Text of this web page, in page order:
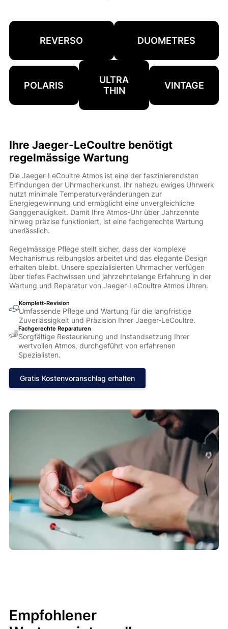
REVERSO DUOMETRES
POLARIS
ULTRA
THIN
VINTAGE
Ihre Jaeger-LeCoultre benötigt
regelmässige Wartung
Die Jaeger-LeCoultre Atmos ist eine der faszinierendsten
Erfindungen der Uhrmacherkunst. Ihr nahezu ewiges Uhrwerk
nutzt minimale Temperaturveränderungen zur
Energiegewinnung und ermöglicht eine unvergleichliche
Ganggenauigkeit. Damit Ihre Atmos-Uhr über Jahrzehnte
hinweg präzise funktioniert, ist eine fachgerechte Wartung
unerlässlich.
Regelmässige Pflege stellt sicher, dass der komplexe
Mechanismus reibungslos arbeitet und das elegante Design
erhalten bleibt. Unsere spezialisierten Uhrmacher verfügen
über tiefes Fachwissen und jahrzehntelange Erfahrung in der
Wartung und Reparatur von Jaeger-LeCoultre Atmos Uhren.
Komplett-Revision
Umfassende Pflege und Wartung für die langfristige
Zuverlässigkeit und Präzision Ihrer Jaeger-LeCoultre.
Fachgerechte Reparaturen
Sorgfältige Restaurierung und Instandsetzung Ihrer
wertvollen Atmos, durchgeführt von erfahrenen
Spezialisten.
Gratis Kostenvoranschlag erhalten
Empfohlener